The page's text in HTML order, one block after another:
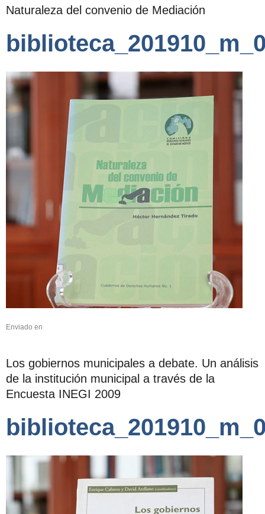
Naturaleza del convenio de Mediación
Enviado en
Los gobiernos municipales a debate. Un análisis
de la institución municipal a través de la
Encuesta INEGI 2009